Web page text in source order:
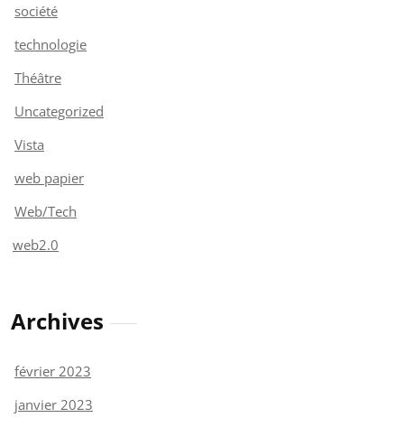
société
technologie
Théâtre
Uncategorized
Vista
web papier
Web/Tech
web2.0
Archives
février 2023
janvier 2023